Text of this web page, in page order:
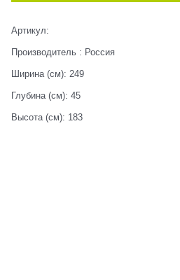
Артикул:
Производитель : Россия
Ширина (см): 249
Глубина (см): 45
Высота (см): 183